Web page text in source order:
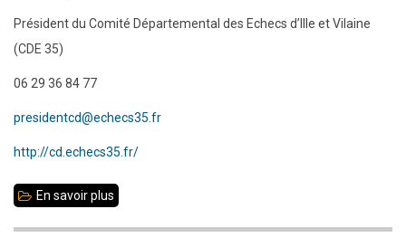
Président du Comité Départemental des Echecs d’Ille et Vilaine
(CDE 35)
06 29 36 84 77
presidentcd@echecs35.fr
http://cd.echecs35.fr/
En savoir plus